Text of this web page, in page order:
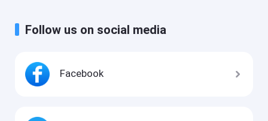
Follow us on social media
Facebook